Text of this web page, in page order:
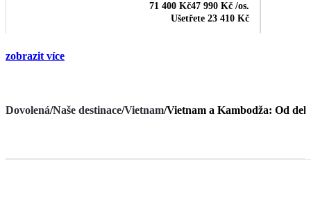
71 400 Kč47 990 Kč /os.
Ušetřete 23 410 Kč
zobrazit více
Dovolená/Naše destinace/Vietnam/Vietnam a Kambodža: Od